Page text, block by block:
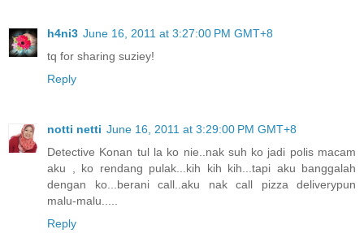
h4ni3 June 16, 2011 at 3:27:00 PM GMT+8
tq for sharing suziey!
Reply
notti netti June 16, 2011 at 3:29:00 PM GMT+8
Detective Konan tul la ko nie..nak suh ko jadi polis macam
aku , ko rendang pulak...kih kih kih...tapi aku banggalah
dengan ko...berani call..aku nak call pizza deliverypun
malu-malu.....
Reply